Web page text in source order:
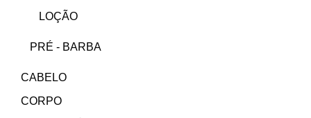
LOÇÃO
PRÉ - BARBA
CABELO
CORPO